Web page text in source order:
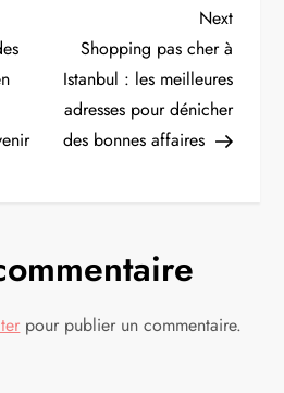
Next
Post
Next
Shopping pas cher à
Istanbul : les meilleures
adresses pour dénicher
des bonnes affaires
pour publier un commentaire.